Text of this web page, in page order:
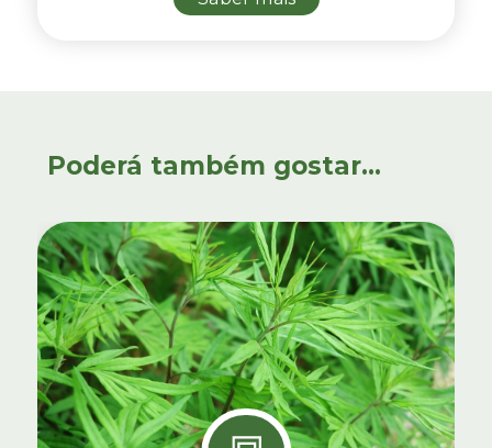
Poderá também gostar...